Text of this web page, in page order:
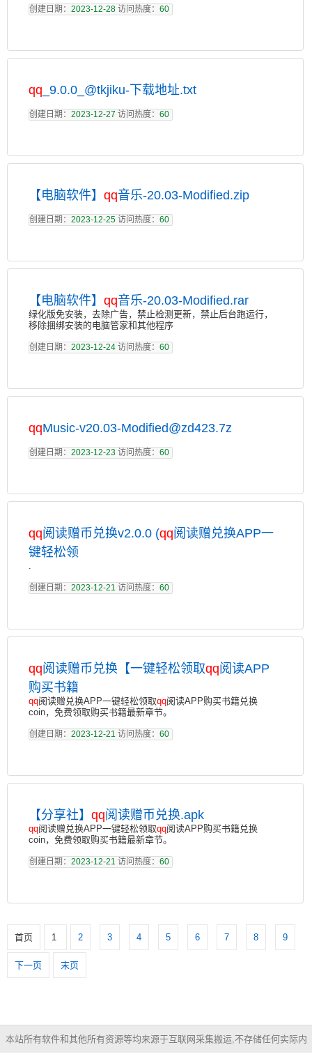
创建日期： 2023-12-28 访问热度： 60
qq _9.0.0_@tkjiku-下载地址.txt
创建日期： 2023-12-27 访问热度： 60
【电脑软件】 qq音乐-20.03-Modified.zip
创建日期： 2023-12-25 访问热度： 60
【电脑软件】 qq音乐-20.03-Modified.rar
绿化版免安装，去除广告，禁止检测更新，禁止后台跑运行，
移除捆绑安装的电脑管家和其他程序
创建日期： 2023-12-24 访问热度： 60
qqMusic-v20.03-Modified@zd423.7z
创建日期： 2023-12-23 访问热度： 60
qq阅读赠币兑换v2.0.0 (qq阅读赠兑换APP一
键轻松领
.
创建日期： 2023-12-21 访问热度： 60
qq阅读赠币兑换【一键轻松领取qq阅读APP
购买书籍
qq阅读赠兑换APP一键轻松领取qq阅读APP购买书籍兑换
coin，免费领取购买书籍最新章节。
创建日期： 2023-12-21 访问热度： 60
【分享社】 qq阅读赠币兑换.apk
qq阅读赠兑换APP一键轻松领取qq阅读APP购买书籍兑换
coin，免费领取购买书籍最新章节。
创建日期： 2023-12-21 访问热度： 60
首页 1 2 3 4 5 6 7 8 9
下一页 末页
本站所有软件和其他所有资源等均来源于互联网采集搬运,不存储任何实际内